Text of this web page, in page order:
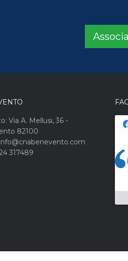
Via A. Mellusi, 36 -
82100
317489